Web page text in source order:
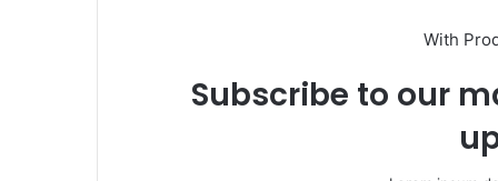
With
Subscribe to our